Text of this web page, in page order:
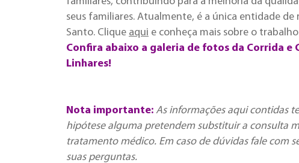
seus familiares. Atualmente, é a única entidade
Santo. Clique aqui e conheça mais sobre o
Confira abaixo a galeria de fotos da Corrida e
Linhares!
Nota importante: As informações aqui contidas
hipótese alguma pretendem substituir a consulta
tratamento médico. Em caso de dúvidas fale com
suas perguntas.